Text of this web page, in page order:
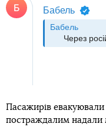
Пасажирів евакуювали
постраждалим надали